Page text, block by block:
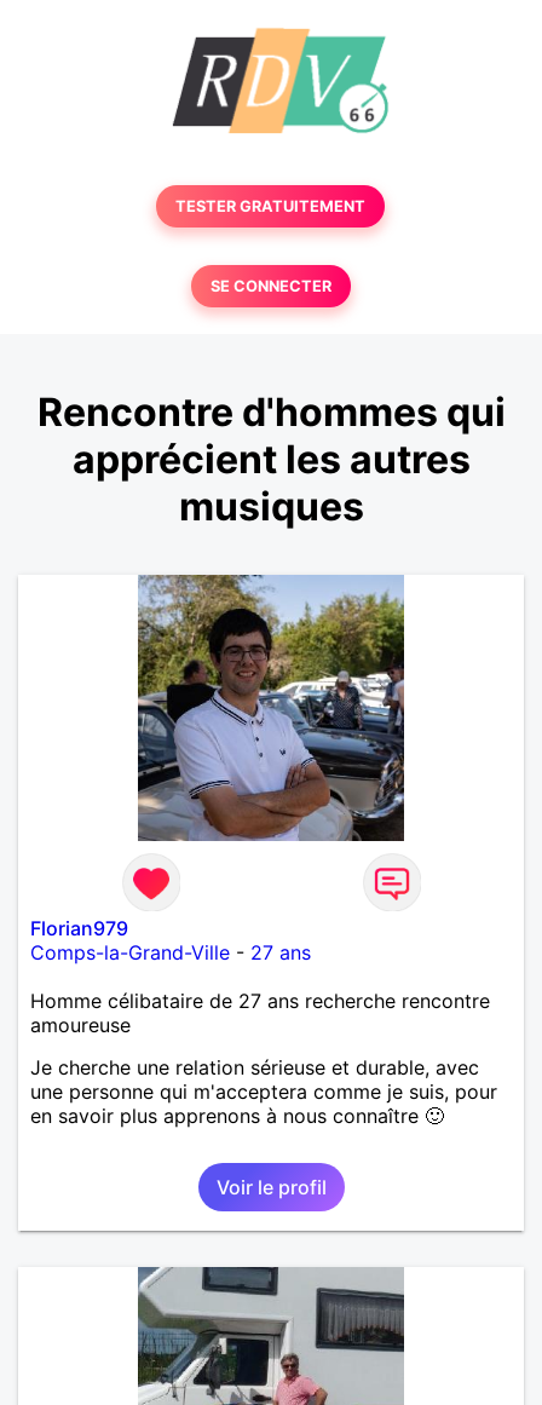
TESTER GRATUITEMENT
SE CONNECTER
Rencontre d'hommes qui
apprécient les autres
musiques
Florian979
Comps-la-Grand-Ville - 27 ans
Homme célibataire de 27 ans recherche rencontre
amoureuse
Je cherche une relation sérieuse et durable, avec
une personne qui m'acceptera comme je suis, pour
en savoir plus apprenons à nous connaître 🙂
Voir le profil